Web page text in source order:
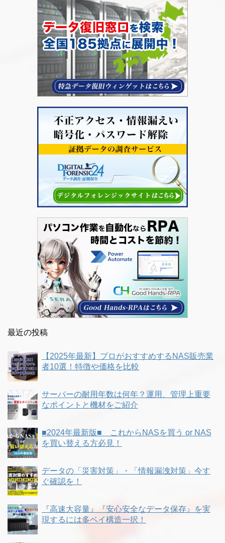
最近の投稿
【2025年最新】プロがおすすめするNAS販売業
者10選！特徴や価格を比較
サーバーの耐用年数は何年？運用、管理上重要
なポイントと機材をご紹介
■2024年最新版■ これからNASを買う or NAS
を買い替える方必見！
データの「災害対策」・「情報漏洩対策」今す
ぐ確認を！
『高速大容量』『安心安全なデータ保存』を実
現するには多ベイ構造一択！